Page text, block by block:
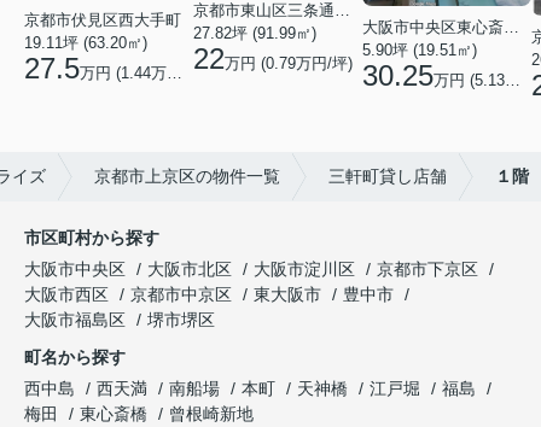
京都市伏見区西大手町
19.11坪 (63.20㎡)
27.5万円 (1.44万円/坪)
京都市東山区三条通北裏白川筋西入２丁目東姉小路町
27.82坪 (91.99㎡)
22万円 (0.79万円/坪)
5.90坪 (19.51㎡)
30.25万円 (5.13万円/坪)
イズ 京都市上京区の物件一覧 三軒町貸し店舗 １階
市区町村から探す
大阪市中央区
大阪市北区 大阪市淀川区
京都市下京区
大阪市西区
京都市中京区 東大阪市
豊中市
大阪市福島区
堺市堺区
町名から探す
西中島
西天満 南船場 本町 天神橋 江戸堀
福島
梅田
東心斎橋
曾根崎新地